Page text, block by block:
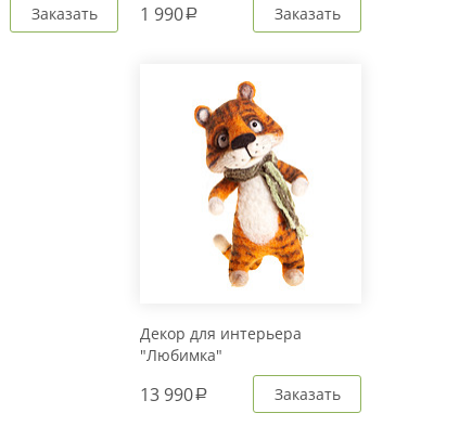
Заказать 1 990a Заказать
Декор для интерьера
"Любимка"
13 990a Заказать